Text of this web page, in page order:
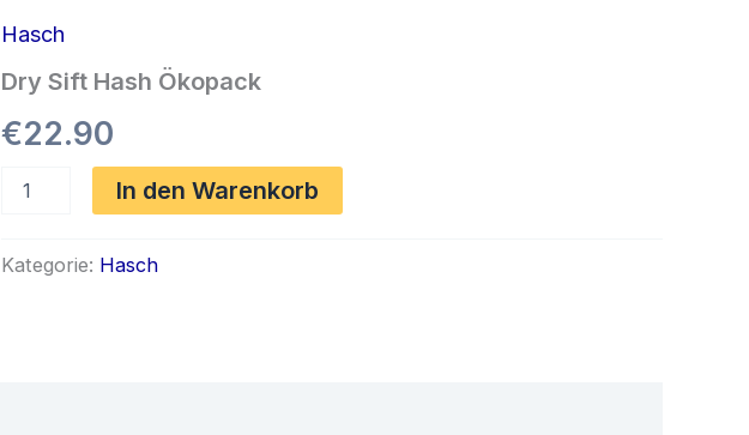
Hasch
Dry Sift Hash Ökopack
€22.90
Menge
In den Warenkorb
Kategorie: Hasch